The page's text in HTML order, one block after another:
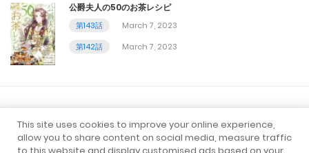
February 22, 2024
第33話
February 15, 2024
公爵夫人の50のお茶レシピ
第143話
March 7, 2023
第142話
March 7, 2023
すべてのマンガ ロマンス
ファンタジー
アクション
転生 異世界
This site uses cookies to improve your online experience,
allow you to share content on social media, measure traffic